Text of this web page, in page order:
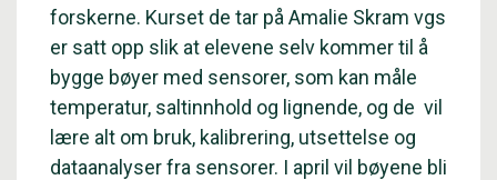
forskerne. Kurset de tar på Amalie Skram vgs
er satt opp slik at elevene selv kommer til å
bygge bøyer med sensorer, som kan måle
temperatur, saltinnhold og lignende, og de vil
lære alt om bruk, kalibrering, utsettelse og
dataanalyser fra sensorer. I april vil bøyene bli